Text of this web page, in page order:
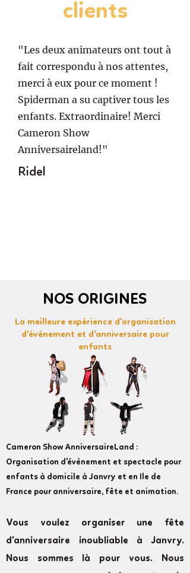
clients
"Les deux animateurs ont tout à
fait correspondu à nos attentes,
merci à eux pour ce moment !
Spiderman a su captiver tous les
enfants. Extraordinaire! Merci
Cameron Show
Anniversaireland!"
Ridel
NOS ORIGINES
La meilleure expérience d'organisation
d'événement et d'anniversaire pour
enfants
Cameron Show AnniversaireLand :
Organisation d'évènement et spectacle pour
enfants à domicile à Janvry et en Ile de
France pour anniversaire, fête et animation.
Vous voulez organiser une fête
d'anniversaire inoubliable à Janvry.
Nous sommes là pour vous. Nous